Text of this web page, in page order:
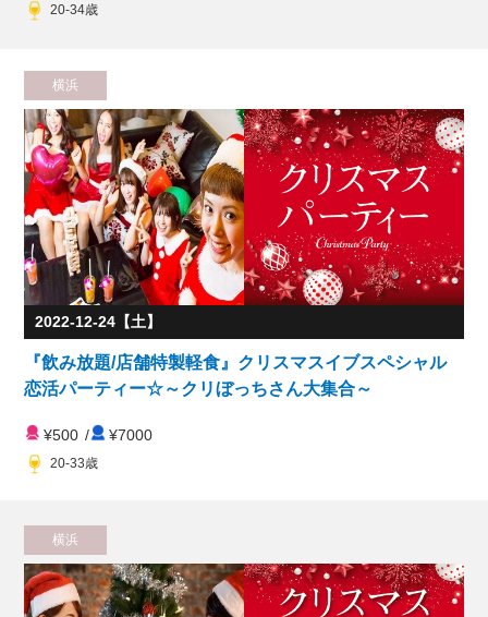
20-34歳
横浜
2022-12-24【土】
『飲み放題/店舗特製軽食』クリスマスイブスペシャル
恋活パーティー☆～クリぼっちさん大集合～
¥500 / ¥7000
20-33歳
横浜